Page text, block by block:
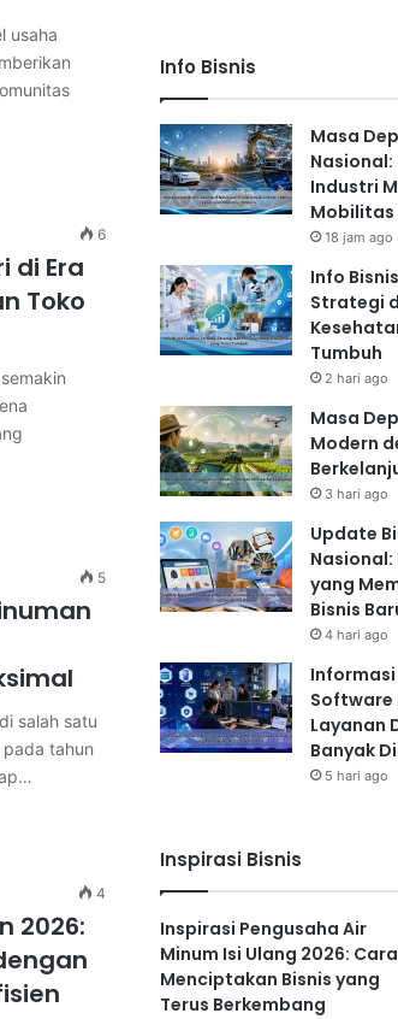
usaha
6
di Era
Toko
5
salah satu
tahun
4
2026:
Info Bisnis
Masa
Industri
Mobilitas
18 jam ago
Info
Strategi
Tumbuh
2 hari ago
Masa
Modern
3 hari ago
Update
yang
Bisnis
4 hari ago
Informasi
Software
Layanan
Banyak
5 hari ago
Inspirasi Bisnis
Inspirasi Pengusaha Air
Minum Isi Ulang 2026: Cara
Menciptakan Bisnis yang
Terus Berkembang